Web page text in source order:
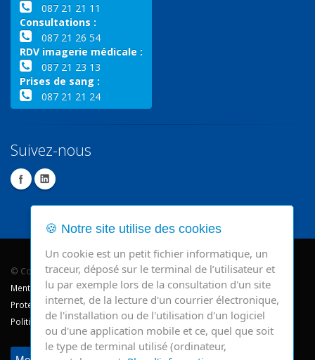
087 21 21 11
Consultations :
087 21 26 54
RDV imagerie médicale :
087 21 23 13
Prises de sang :
087 21 21 24
Suivez-nous
© Copyright 2026 - CHR Verviers.
Mentions légales
Protection des données
Politique de cookie
🍪 Notre site utilise des cookies
Un cookie est un petit fichier informatique, un
traceur, déposé sur le terminal de l’utilisateur et
lu par exemple lors de la consultation d'un site
internet, de la lecture d'un courrier électronique,
de l'installation ou de l'utilisation d'un logiciel
ou d'une application mobile et ce, quel que soit
le type de terminal utilisé (ordinateur,